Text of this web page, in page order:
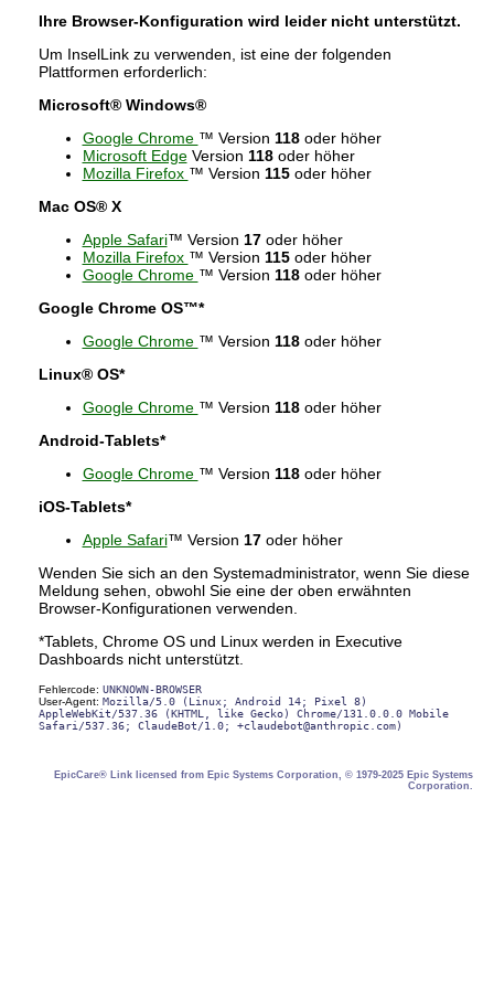
Ihre Browser-Konfiguration wird leider nicht unterstützt.
Um InselLink zu verwenden, ist eine der folgenden
Plattformen erforderlich:
Microsoft® Windows®
Google Chrome ™ Version 118oder höher
Microsoft EdgeVersion 118oder höher
Mozilla Firefox ™ Version 115oder höher
Mac OS® X
Apple Safari™ Version 17oder höher
Mozilla Firefox ™ Version 115oder höher
Google Chrome ™ Version 118oder höher
Google Chrome OS™*
Google Chrome ™ Version 118oder höher
Linux® OS*
Google Chrome ™ Version 118oder höher
Android-Tablets*
Google Chrome ™ Version 118oder höher
iOS-Tablets*
Apple Safari™ Version 17oder höher
Wenden Sie sich an den Systemadministrator, wenn Sie diese
Meldung sehen, obwohl Sie eine der oben erwähnten
Browser-Konfigurationen verwenden.
*Tablets, Chrome OS und Linux werden in Executive
Dashboards nicht unterstützt.
Fehlercode: UNKNOWN-BROWSER
User-Agent: Mozilla/5.0 (Linux; Android 14; Pixel 8)
AppleWebKit/537.36 (KHTML, like Gecko) Chrome/131.0.0.0 Mobile
Safari/537.36; ClaudeBot/1.0; +claudebot@anthropic.com)
EpicCare® Link licensed from Epic Systems Corporation, © 1979-2025 Epic Systems
Corporation.